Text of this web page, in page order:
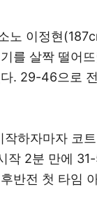
노 이정현
를 살짝 떨어
. 29-46으로
하자마자 코
작 2분 만에
반전 첫 타임